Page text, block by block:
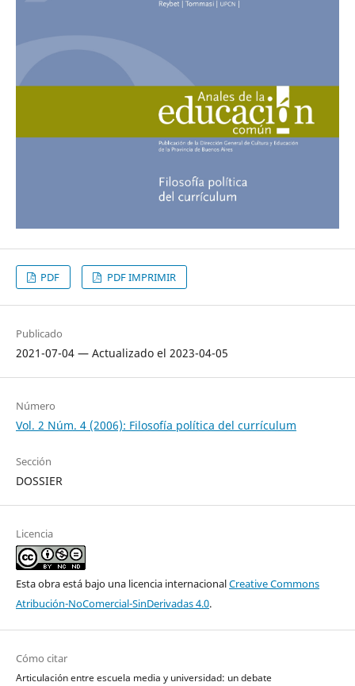
PDF PDF IMPRIMIR
Publicado
2021-07-04 — Actualizado el 2023-04-05
Número
Vol. 2 Núm. 4 (2006): Filosofía política del currículum
Sección
DOSSIER
Licencia
Esta obra está bajo una licencia internacionalCreative Commons
Atribución-NoComercial-SinDerivadas 4.0.
Cómo citar
Articulación entre escuela media y universidad: un debate